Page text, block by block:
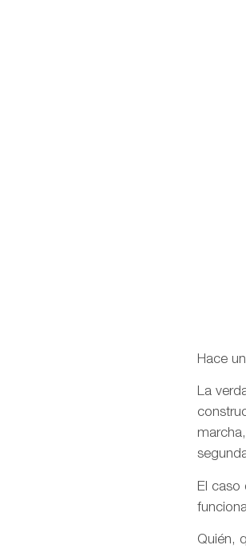
Hace
La
El caso
Quién,